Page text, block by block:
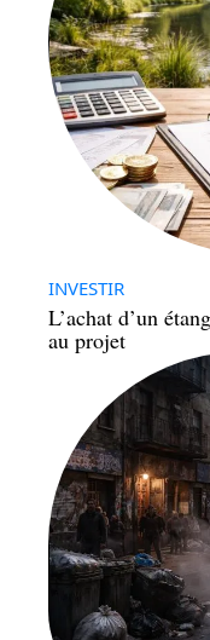
INVESTIR
L’achat d’un
au projet